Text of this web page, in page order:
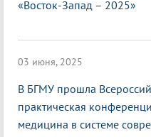
«Восток-Запад – 2025»
03 июня, 2025
В БГМУ прошла
практическая
медицина в системе